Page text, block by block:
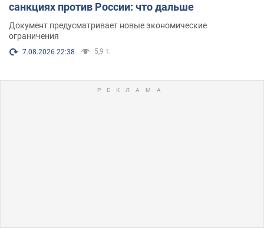
санкциях против России: что дальше
Документ предусматривает новые экономические
ограничения
7.08.2026 22:38 5,9 т.